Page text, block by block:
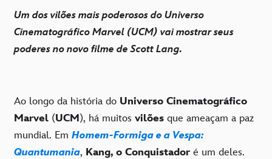
Um dos vilões mais poderosos do Universo
Cinematográfico Marvel (UCM) vai mostrar seus
poderes no novo filme de Scott Lang.
Ao longo da história do Universo Cinematográfico
Marvel (UCM), há muitos vilões que ameaçam a paz
mundial. Em Homem-Formiga e a Vespa:
Quantumania, Kang, o Conquistador é um deles.